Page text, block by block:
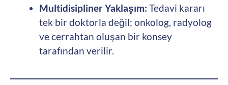
Multidisipliner Yaklaşım: Tedavi kararı
tek bir doktorla değil; onkolog, radyolog
ve cerrahtan oluşan bir konsey
tarafından verilir.